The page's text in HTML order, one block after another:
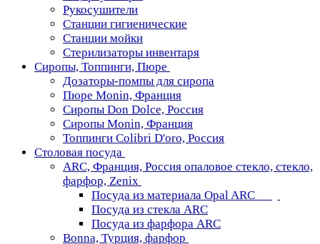
Рукосушители
Станции гигиенические
Станции мойки
Стерилизаторы инвентаря
Сиропы, Топпинги, Пюре
Дозаторы-помпы для сиропа
Пюре Monin, Франция
Сиропы Don Dolce, Россия
Сиропы Monin, Франция
Топпинги Colibri D'oro, Россия
Столовая посуда
ARC, Франция, Россия опаловое стекло, стекло,
фарфор, Zenix
Посуда из материала Opal ARC
Посуда из стекла ARC
Посуда из фарфора ARC
Bonna, Турция, фарфор